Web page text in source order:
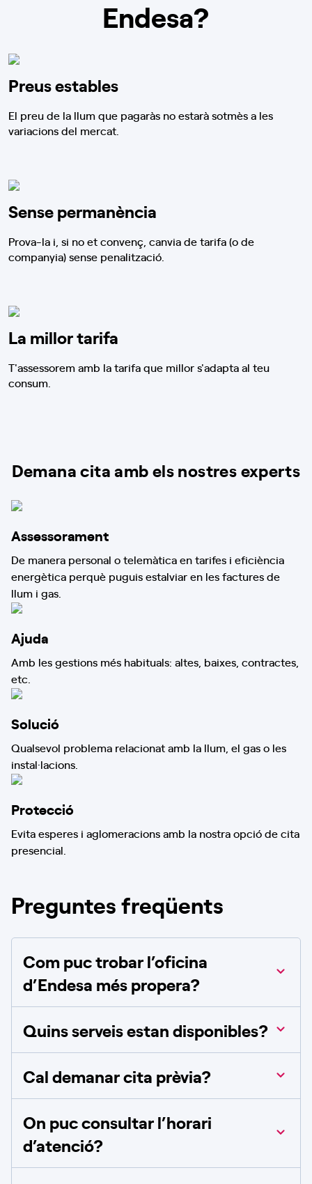
Endesa?
Preus estables
El preu de la llum que pagaràs no estarà sotmès a les
variacions del mercat.
Sense permanència
Prova-la i, si no et convenç, canvia de tarifa (o de
companyia) sense penalització.
La millor tarifa
T'assessorem amb la tarifa que millor s'adapta al teu
consum.
Demana cita amb els nostres experts
Assessorament
De manera personal o telemàtica en tarifes i eficiència
energètica perquè puguis estalviar en les factures de
llum i gas.
Ajuda
Amb les gestions més habituals: altes, baixes, contractes,
etc.
Solució
Qualsevol problema relacionat amb la llum, el gas o les
instal·lacions.
Protecció
Evita esperes i aglomeracions amb la nostra opció de cita
presencial.
Preguntes freqüents
Com puc trobar l’oficina
d’Endesa més propera?
Quins serveis estan disponibles?
Cal demanar cita prèvia?
On puc consultar l’horari
d’atenció?